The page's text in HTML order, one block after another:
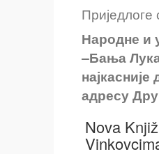
Народне и
–Бања
адресу
Nova